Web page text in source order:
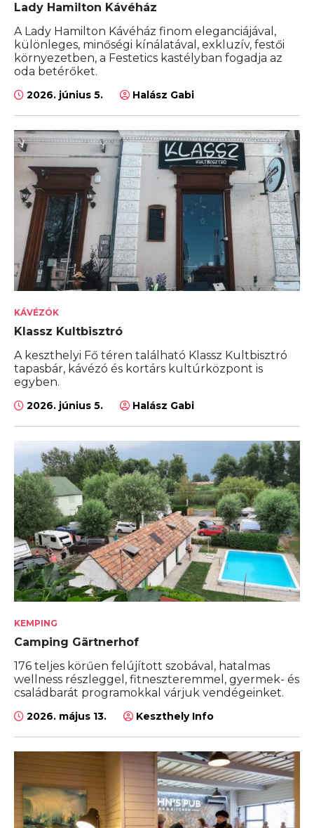
Lady Hamilton Kávéház
A Lady Hamilton Kávéház finom eleganciájával,
különleges, minőségi kínálatával, exkluzív, festői
környezetben, a Festetics kastélyban fogadja az
oda betérőket.
2026. június 5. Halász Gabi
KÁVÉZÓK
Klassz Kultbisztró
A keszthelyi Fő téren található Klassz Kultbisztró
tapasbár, kávézó és kortárs kultúrközpont is
egyben.
2026. június 5. Halász Gabi
KEMPING
Camping Gärtnerhof
176 teljes körűen felújított szobával, hatalmas
wellness részleggel, fitneszteremmel, gyermek- és
családbarát programokkal várjuk vendégeinket.
2026. május 13. Keszthely Info